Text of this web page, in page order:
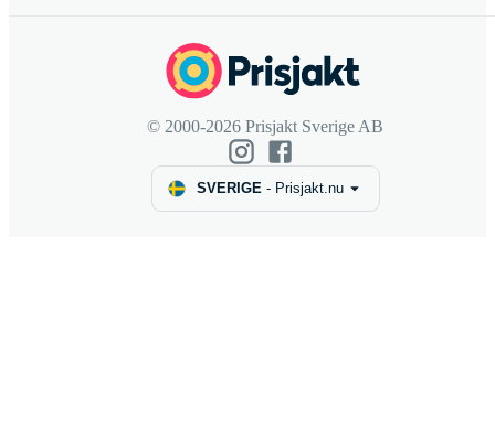
© 2000-2026 Prisjakt Sverige AB
SVERIGE- Prisjakt.nu